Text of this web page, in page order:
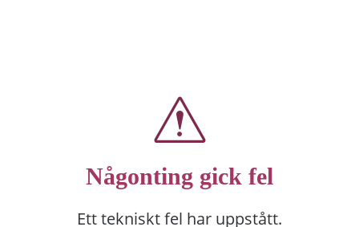
Någonting gick fel
Ett tekniskt fel har uppstått.